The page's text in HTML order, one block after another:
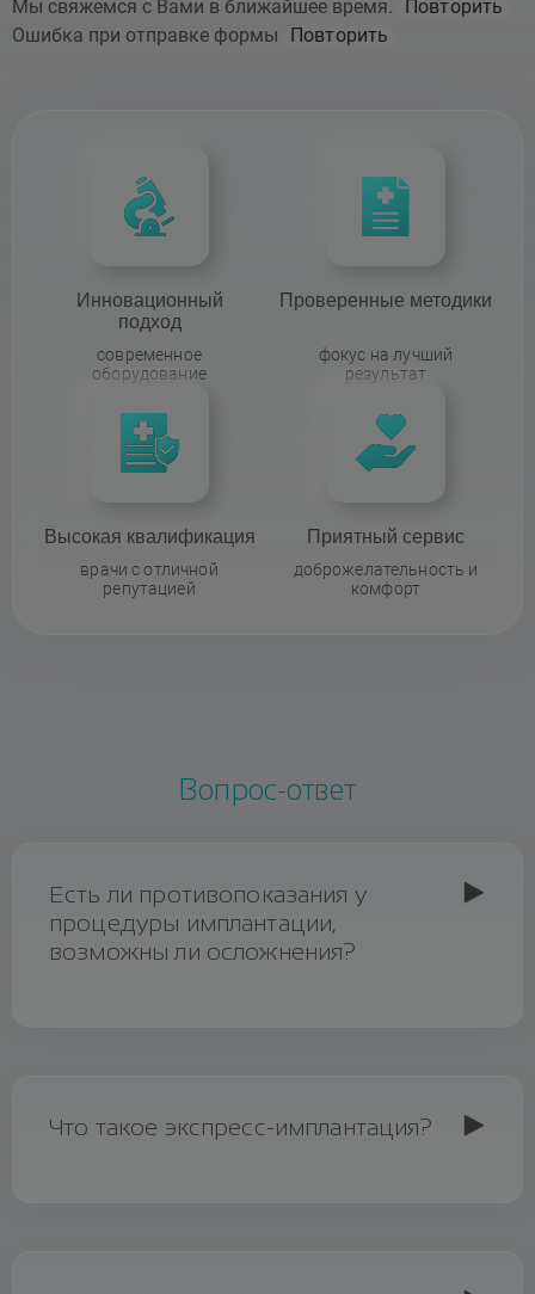
Мы свяжемся с Вами в ближайшее время.
Повторить
Ошибка при отправке формы
Повторить
Инновационный
подход
современное
оборудование
Проверенные методики
фокус на лучший
результат
Высокая квалификация
врачи с отличной
репутацией
Приятный сервис
доброжелательность и
комфорт
Вопрос-ответ
Есть ли противопоказания у
процедуры имплантации,
возможны ли осложнения?
абсолютных противопоказаний:
Что такое экспресс-имплантация?